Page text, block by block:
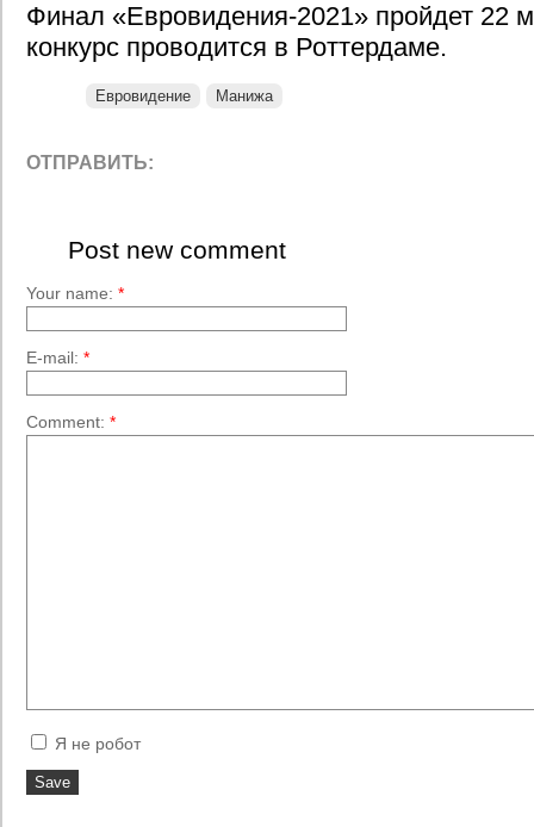
Финал «Евровидения-2021» пройдет 22
конкурс проводится в Роттердаме.
Евровидение Манижа
ОТПРАВИТЬ:
Post new comment
Your name: *
E-mail: *
Comment: *
Я не робот